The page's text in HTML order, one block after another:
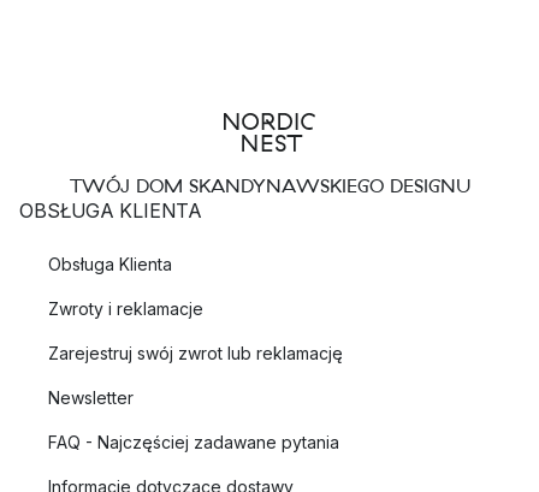
TWÓJ DOM SKANDYNAWSKIEGO DESIGNU
OBSŁUGA KLIENTA
Obsługa Klienta
Zwroty i reklamacje
Zarejestruj swój zwrot lub reklamację
Newsletter
FAQ - Najczęściej zadawane pytania
Informacje dotyczące dostawy